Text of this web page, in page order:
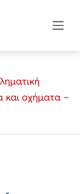
και οχήματα –